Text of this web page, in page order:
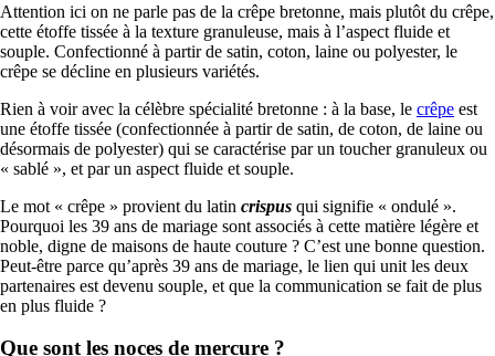
Attention ici on ne parle pas de la crêpe bretonne, mais plutôt du crêpe,
cette étoffe tissée à la texture granuleuse, mais à l’aspect fluide et
souple. Confectionné à partir de satin, coton, laine ou polyester, le
crêpe se décline en plusieurs variétés.
Rien à voir avec la célèbre spécialité bretonne : à la base, le crêpe est
une étoffe tissée (confectionnée à partir de satin, de coton, de laine ou
désormais de polyester) qui se caractérise par un toucher granuleux ou
« sablé », et par un aspect fluide et souple.
Le mot « crêpe » provient du latin crispus qui signifie « ondulé ».
Pourquoi les 39 ans de mariage sont associés à cette matière légère et
noble, digne de maisons de haute couture ? C’est une bonne question.
Peut-être parce qu’après 39 ans de mariage, le lien qui unit les deux
partenaires est devenu souple, et que la communication se fait de plus
en plus fluide ?
Que sont les noces de mercure ?